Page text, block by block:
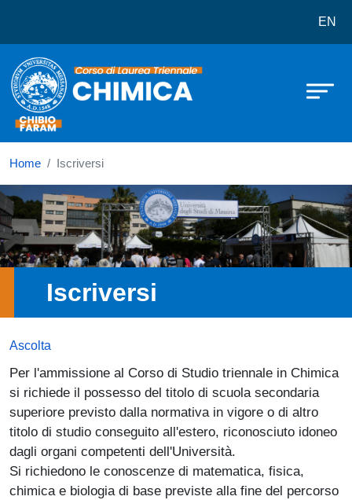
EN
Home Iscriversi
Immagine
Iscriversi
Ascolta
Per l'ammissione al Corso di Studio triennale in Chimica
si richiede il possesso del titolo di scuola secondaria
superiore previsto dalla normativa in vigore o di altro
titolo di studio conseguito all'estero, riconosciuto idoneo
dagli organi competenti dell'Università.
Si richiedono le conoscenze di matematica, fisica,
chimica e biologia di base previste alla fine del percorso